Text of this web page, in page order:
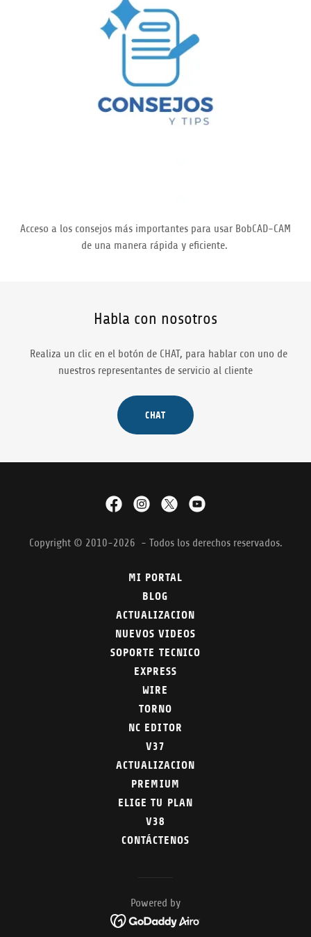
Acceso a los consejos más importantes para usar BobCAD-CAM
de una manera rápida y eficiente.
Habla con nosotros
Realiza un clic en el botón de CHAT, para hablar con uno de
nuestros representantes de servicio al cliente
CHAT
Copyright © 2010-2026 - Todos los derechos reservados.
MI PORTAL
BLOG
ACTUALIZACION
NUEVOS VIDEOS
SOPORTE TECNICO
EXPRESS
WIRE
TORNO
NC EDITOR
V37
ACTUALIZACION
PREMIUM
ELIGE TU PLAN
V38
CONTÁCTENOS
Powered by